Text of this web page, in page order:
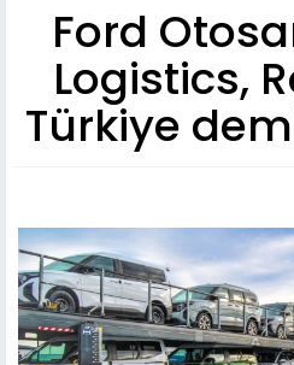
Ford
Logistics,
Türkiye